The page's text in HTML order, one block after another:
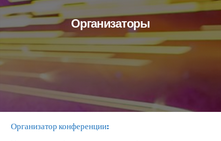
Организаторы
Организатор конференции: